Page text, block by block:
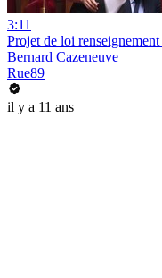
3:11
Projet de loi
Bernard Cazeneuve
Rue89
il y a 11 ans